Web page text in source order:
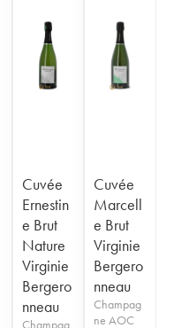
Cuvée
Ernestin
e Brut
Nature
Virginie
Bergero
nneau
Champag
Cuvée
Marcell
e Brut
Virginie
Bergero
nneau
Champag
ne AOC